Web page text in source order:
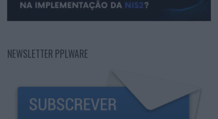
NEWSLETTER PPLWARE